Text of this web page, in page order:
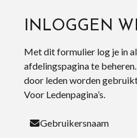
INLOGGEN
Met dit formulier log je in
afdelingspagina te
door leden worden
Voor Ledenpagina’s.
Gebruikersnaam